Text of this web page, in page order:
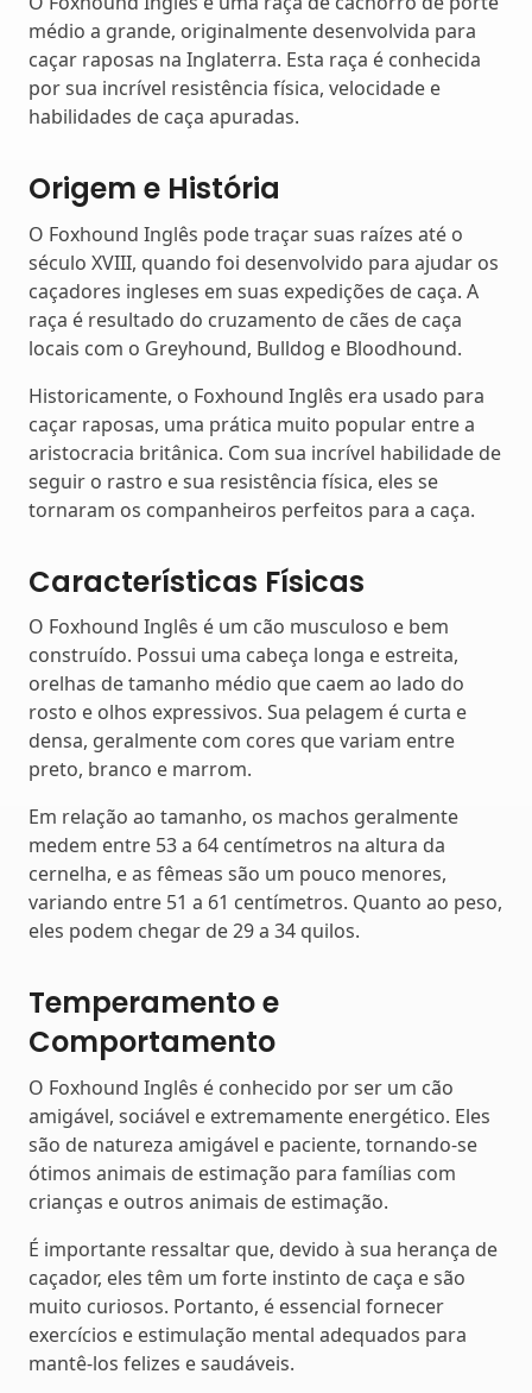
médio a grande, originalmente desenvolvida para
caçar raposas na Inglaterra. Esta raça é conhecida
por sua incrível resistência física, velocidade e
habilidades de caça apuradas.
Origem e História
O Foxhound Inglês pode traçar suas raízes até o
século XVIII, quando foi desenvolvido para ajudar os
caçadores ingleses em suas expedições de caça. A
raça é resultado do cruzamento de cães de caça
locais com o Greyhound, Bulldog e Bloodhound.
Historicamente, o Foxhound Inglês era usado para
caçar raposas, uma prática muito popular entre a
aristocracia britânica. Com sua incrível habilidade de
seguir o rastro e sua resistência física, eles se
tornaram os companheiros perfeitos para a caça.
Características Físicas
O Foxhound Inglês é um cão musculoso e bem
construído. Possui uma cabeça longa e estreita,
orelhas de tamanho médio que caem ao lado do
rosto e olhos expressivos. Sua pelagem é curta e
densa, geralmente com cores que variam entre
preto, branco e marrom.
Em relação ao tamanho, os machos geralmente
medem entre 53 a 64 centímetros na altura da
cernelha, e as fêmeas são um pouco menores,
variando entre 51 a 61 centímetros. Quanto ao peso,
eles podem chegar de 29 a 34 quilos.
Temperamento e
Comportamento
O Foxhound Inglês é conhecido por ser um cão
amigável, sociável e extremamente energético. Eles
são de natureza amigável e paciente, tornando-se
ótimos animais de estimação para famílias com
crianças e outros animais de estimação.
É importante ressaltar que, devido à sua herança de
caçador, eles têm um forte instinto de caça e são
muito curiosos. Portanto, é essencial fornecer
exercícios e estimulação mental adequados para
mantê-los felizes e saudáveis.